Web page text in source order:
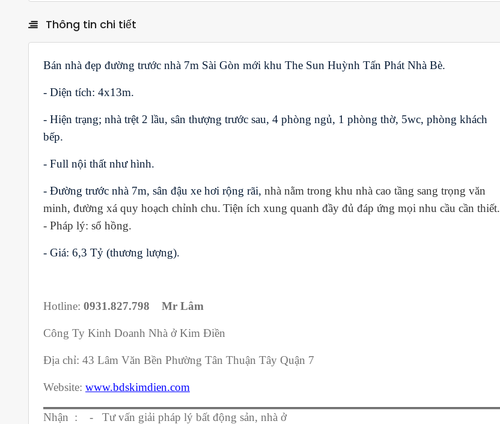
Thông tin chi tiết
Bán nhà đẹp đường trước nhà 7m Sài Gòn mới khu The Sun Huỳnh Tấn Phát Nhà Bè.
- Diện tích: 4x13m.
- Hiện trạng; nhà trệt 2 lầu, sân thượng trước sau, 4 phòng ngủ, 1 phòng thờ, 5wc, phòng khách
bếp.
- Full nội thất như hình.
- Đường trước nhà 7m, sân đậu xe hơi rộng rãi, nhà nằm trong khu nhà cao tầng sang trọng văn
minh, đường xá quy hoạch chỉnh chu. Tiện ích xung quanh đầy đủ đáp ứng mọi nhu cầu cần thiết.
- Pháp lý: sổ hồng.
- Giá: 6,3 Tỷ (thương lượng).
Hotline: 0931.827.798 Mr Lâm
Công Ty Kinh Doanh Nhà ở Kim Điền
Địa chỉ: 43 Lâm Văn Bền Phường Tân Thuận Tây Quận 7
Website: www.bdskimdien.com
Nhận : - Tư vấn giải pháp lý bất động sản, nhà ở